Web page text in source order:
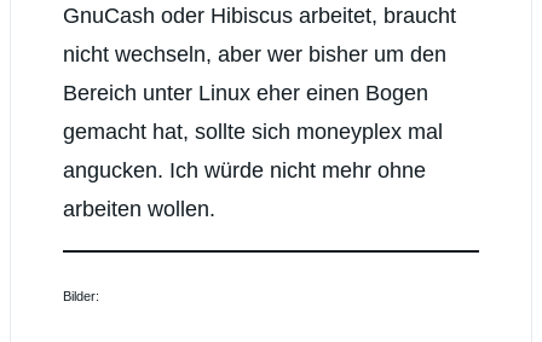
GnuCash oder Hibiscus arbeitet, braucht
nicht wechseln, aber wer bisher um den
Bereich unter Linux eher einen Bogen
gemacht hat, sollte sich moneyplex mal
angucken. Ich würde nicht mehr ohne
arbeiten wollen.
Bilder: